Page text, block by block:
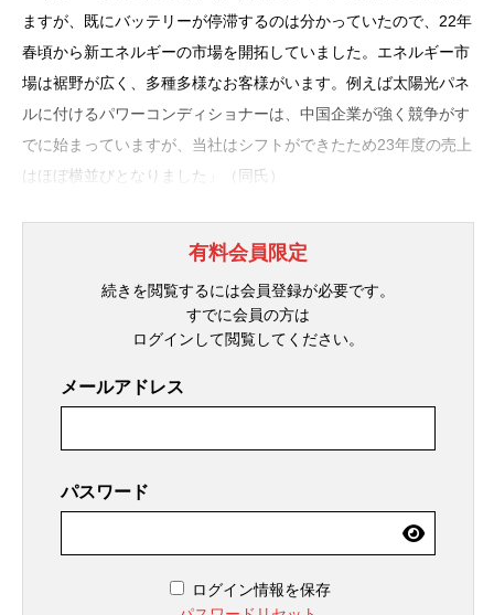
ますが、既にバッテリーが停滞するのは分かっていたので、22年
春頃から新エネルギーの市場を開拓していました。エネルギー市
場は裾野が広く、多種多様なお客様がいます。例えば太陽光パネ
ルに付けるパワーコンディショナーは、中国企業が強く競争がす
でに始まっていますが、当社はシフトができたため23年度の売上
はほぼ横並びとなりました」（同氏）
有料会員限定
続きを閲覧するには会員登録が必要です。
すでに会員の方は
ログインして閲覧してください。
メールアドレス
パスワード
ログイン情報を保存